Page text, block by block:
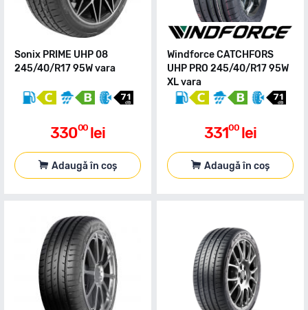
Sonix PRIME UHP 08
245/40/R17 95W vara
33000 lei
Adaugă în coș
Windforce CATCHFORS
UHP PRO 245/40/R17 95W
XL vara
33100 lei
Adaugă în coș